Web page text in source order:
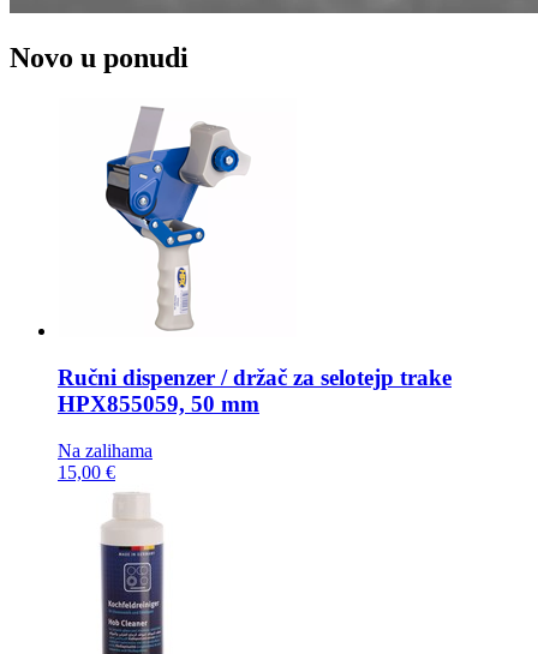
Novo u ponudi
Ručni dispenzer / držač za selotejp trake
HPX855059, 50 mm
Na zalihama
15,00 €